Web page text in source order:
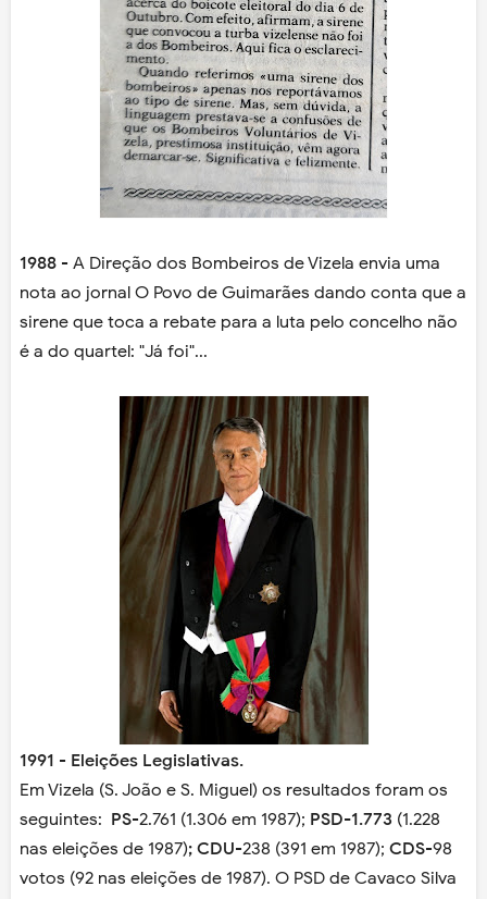
1988 - A Direção dos Bombeiros de Vizela envia uma
nota ao jornal O Povo de Guimarães dando conta que a
sirene que toca a rebate para a luta pelo concelho não
é a do quartel: "Já foi"...
1991 - Eleições Legislativas.
Em Vizela (S. João e S. Miguel) os resultados foram os
seguintes: PS-2.761 (1.306 em 1987); PSD-1.773 (1.228
nas eleições de 1987); CDU-238 (391 em 1987); CDS-98
votos (92 nas eleições de 1987). O PSD de Cavaco Silva